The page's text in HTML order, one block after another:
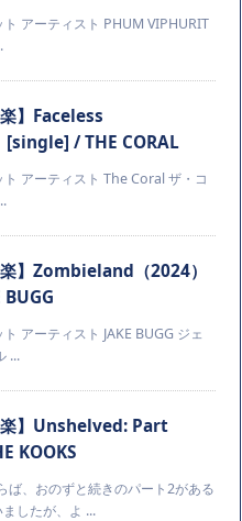
ト アーティスト PHUM VIPHURIT
楽】Faceless
/ THE CORAL
ト アーティスト The Coral ザ・コ
楽】Zombieland（2024）
アーティスト JAKE BUGG ジェ
...
楽】Unshelved: Part
KOOKS
ば、おのずと続きのパート2がある
したが、よ ...